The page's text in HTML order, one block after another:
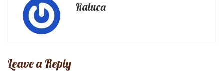
Raluca
Leave a Reply